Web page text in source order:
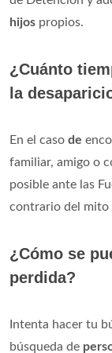
hijos propios.
¿Cuánto
la
En el caso de
familiar, amigo o
posible ante las
contrario del mito
¿Cómo se
perdida?
Intenta hacer tu
búsqueda de